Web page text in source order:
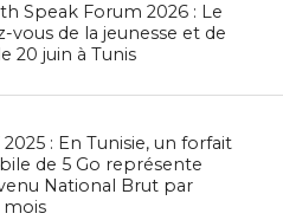
Speak Forum 2026 : Le
vous de la jeunesse et de
20 juin à Tunis
: En Tunisie, un forfait
de 5 Go représente
National Brut par